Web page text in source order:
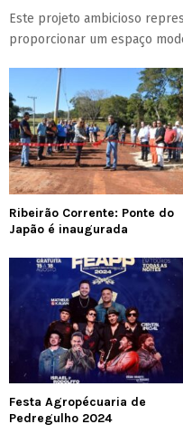
Este projeto ambicioso
proporcionar um espaço
Ribeirão Corrente: Ponte do
Japão é inaugurada
Festa Agropécuaria de
Pedregulho 2024